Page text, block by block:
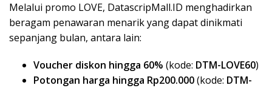
Melalui promo LOVE, DatascripMall.ID menghadirkan
beragam penawaran menarik yang dapat dinikmati
sepanjang bulan, antara lain:
Voucher diskon hingga 60% (kode: DTM-LOVE60)
Potongan harga hingga Rp200.000(kode: DTM-